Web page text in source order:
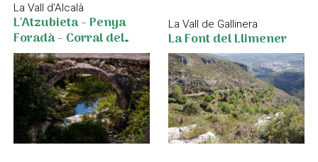
La Vall d’Alcalà
L'Atzubieta - Penya
Foradà - Corral del
Moro
La Vall de Gallinera
La Font del Llimener